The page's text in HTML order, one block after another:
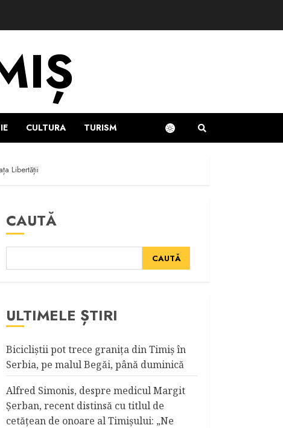
CULTURA TURISM
Libertății
CAUTĂ
CAUTĂ
ULTIMELE ȘTIRI
Bicicliştii pot trece graniţa din Timiş în
Serbia, pe malul Begăi, până duminică
Alfred Simonis, despre medicul Margit
Şerban, recent distinsă cu titlul de
cetățean de onoare al Timişului: „Ne